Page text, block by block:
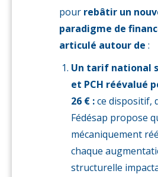
pour rebâtir un
paradigme de
articulé autour de :
Un tarif national
et PCH réévalué
26 € :ce dispositif,
Fédésap propose
mécaniquement
chaque
structurelle